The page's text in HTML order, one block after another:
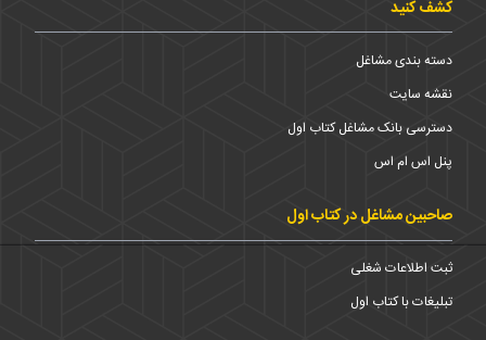
کشف کنید
دسته بندی مشاغل
نقشه سایت
دسترسی بانک مشاغل کتاب اول
پنل اس ام اس
صاحبین مشاغل در کتاب اول
ثبت اطلاعات شغلی
تبلیغات با کتاب اول